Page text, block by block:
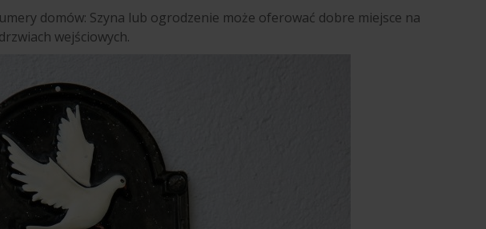
domów: Szyna lub ogrodzenie może oferować dobre miejsce na
wejściowych.